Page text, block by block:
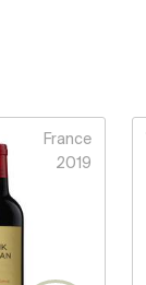
France
2019